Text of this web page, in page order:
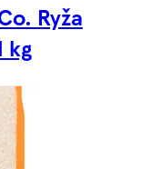
Ryža
kg